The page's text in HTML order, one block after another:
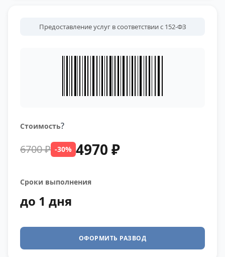
Предоставление услуг в соответствии с 152-ФЗ
Стоимость?
6700 ₽ -30% 4970 ₽
Сроки выполнения
до 1 дня
ОФОРМИТЬ РАЗВОД